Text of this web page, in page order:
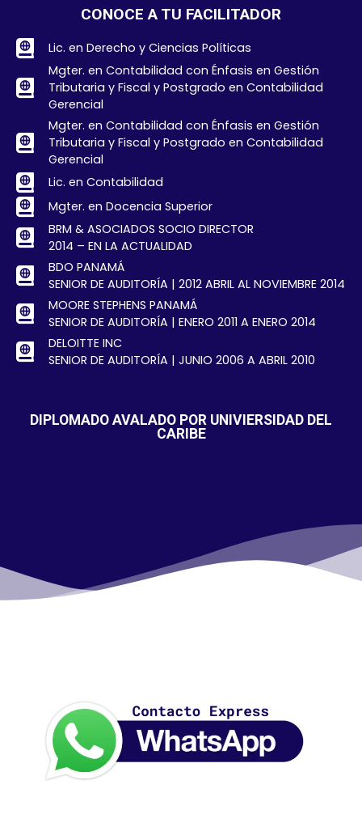
CONOCE A TU FACILITADOR
Lic. en Derecho y Ciencias Políticas
Mgter. en Contabilidad con Énfasis en Gestión
Tributaria y Fiscal y Postgrado en Contabilidad
Gerencial
Mgter. en Contabilidad con Énfasis en Gestión
Tributaria y Fiscal y Postgrado en Contabilidad
Gerencial
Lic. en Contabilidad
Mgter. en Docencia Superior
BRM & ASOCIADOS SOCIO DIRECTOR
2014 – EN LA ACTUALIDAD
BDO PANAMÁ
SENIOR DE AUDITORÍA | 2012 ABRIL AL NOVIEMBRE 2014
MOORE STEPHENS PANAMÁ
SENIOR DE AUDITORÍA | ENERO 2011 A ENERO 2014
DELOITTE INC
SENIOR DE AUDITORÍA | JUNIO 2006 A ABRIL 2010
DIPLOMADO AVALADO POR UNIVIERSIDAD DEL
CARIBE